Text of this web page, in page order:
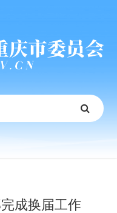
成换届工作